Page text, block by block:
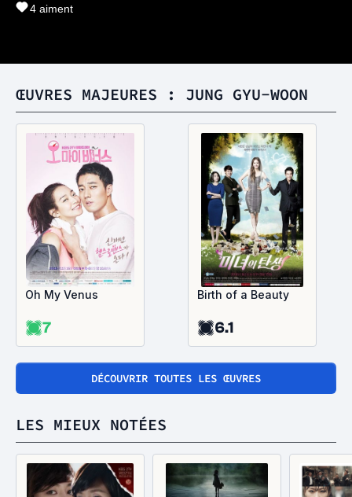
4 aiment
ŒUVRES MAJEURES : JUNG GYU-WOON
Oh My Venus
7
Birth of a Beauty
6.1
DÉCOUVRIR TOUTES LES ŒUVRES
LES MIEUX NOTÉES